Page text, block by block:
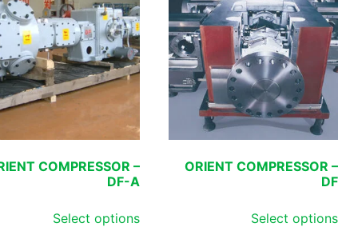
ORIENT COMPRESSOR –
DF
Select options
COMPRESSOR –
DF-A
Select options